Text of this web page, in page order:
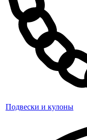
Подвески и кулоны